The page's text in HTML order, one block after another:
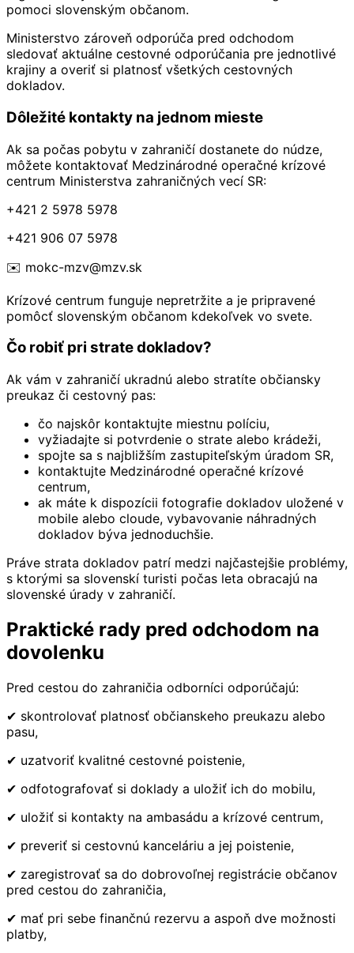
pomoci slovenským občanom.
Ministerstvo zároveň odporúča pred odchodom
sledovať aktuálne cestovné odporúčania pre jednotlivé
krajiny a overiť si platnosť všetkých cestovných
dokladov.
Dôležité kontakty na jednom mieste
Ak sa počas pobytu v zahraničí dostanete do núdze,
môžete kontaktovať Medzinárodné operačné krízové
centrum Ministerstva zahraničných vecí SR:
+421 2 5978 5978
+421 906 07 5978
✉️ mokc-mzv@mzv.sk
Krízové centrum funguje nepretržite a je pripravené
pomôcť slovenským občanom kdekoľvek vo svete.
Čo robiť pri strate dokladov?
Ak vám v zahraničí ukradnú alebo stratíte občiansky
preukaz či cestovný pas:
čo najskôr kontaktujte miestnu políciu,
vyžiadajte si potvrdenie o strate alebo krádeži,
spojte sa s najbližším zastupiteľským úradom SR,
kontaktujte Medzinárodné operačné krízové
centrum,
ak máte k dispozícii fotografie dokladov uložené v
mobile alebo cloude, vybavovanie náhradných
dokladov býva jednoduchšie.
Práve strata dokladov patrí medzi najčastejšie problémy,
s ktorými sa slovenskí turisti počas leta obracajú na
slovenské úrady v zahraničí.
Praktické rady pred odchodom na
dovolenku
Pred cestou do zahraničia odborníci odporúčajú:
✔ skontrolovať platnosť občianskeho preukazu alebo
pasu,
✔ uzatvoriť kvalitné cestovné poistenie,
✔ odfotografovať si doklady a uložiť ich do mobilu,
✔ uložiť si kontakty na ambasádu a krízové centrum,
✔ preveriť si cestovnú kanceláriu a jej poistenie,
✔ zaregistrovať sa do dobrovoľnej registrácie občanov
pred cestou do zahraničia,
✔ mať pri sebe finančnú rezervu a aspoň dve možnosti
platby,